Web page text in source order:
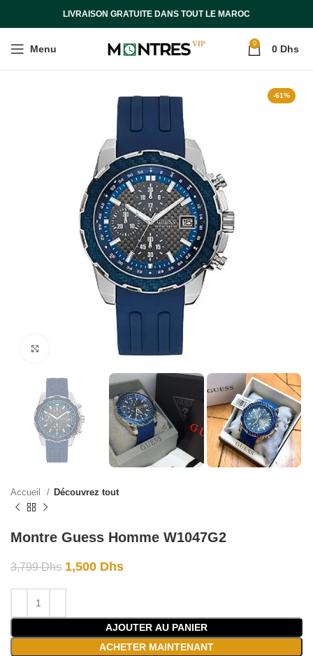
LIVRAISON GRATUITE DANS TOUT LE MAROC
Menu 0 0 Dhs
-61%
Accueil Découvrez tout
Montre Guess Homme W1047G2
3,799Dhs 1,500 Dhs
AJOUTER AU PANIER
ACHETER MAINTENANT